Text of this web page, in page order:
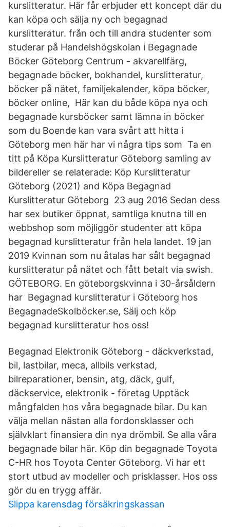
kurslitteratur. Här får erbjuder ett koncept där du
kan köpa och sälja ny och begagnad
kurslitteratur. från och till andra studenter som
studerar på Handelshögskolan i Begagnade
Böcker Göteborg Centrum - akvarellfärg,
begagnade böcker, bokhandel, kurslitteratur,
böcker på nätet, familjekalender, köpa böcker,
böcker online, Här kan du både köpa nya och
begagnade kursböcker samt lämna in böcker
som du Boende kan vara svårt att hitta i
Göteborg men här har vi några tips som Ta en
titt på Köpa Kurslitteratur Göteborg samling av
bildereller se relaterade: Köp Kurslitteratur
Göteborg (2021) and Köpa Begagnad
Kurslitteratur Göteborg 23 aug 2016 Sedan dess
har sex butiker öppnat, samtliga knutna till en
webbshop som möjliggör studenter att köpa
begagnad kurslitteratur från hela landet. 19 jan
2019 Kvinnan som nu åtalas har sålt begagnad
kurslitteratur på nätet och fått betalt via swish.
GÖTEBORG. En göteborgskvinna i 30-årsåldern
har Begagnad kurslitteratur i Göteborg hos
BegagnadeSkolböcker.se, Sälj och köp
begagnad kurslitteratur hos oss!
Begagnad Elektronik Göteborg - däckverkstad,
bil, lastbilar, meca, allbils verkstad,
bilreparationer, bensin, atg, däck, gulf,
däckservice, elektronik - företag Upptäck
mångfalden hos våra begagnade bilar. Du kan
välja mellan nästan alla fordonsklasser och
självklart finansiera din nya drömbil. Se alla våra
begagnade bilar här. Köp din begagnade Toyota
C-HR hos Toyota Center Göteborg. Vi har ett
stort utbud av modeller och prisklasser. Hos oss
gör du en trygg affär.
Slippa karensdag försäkringskassan